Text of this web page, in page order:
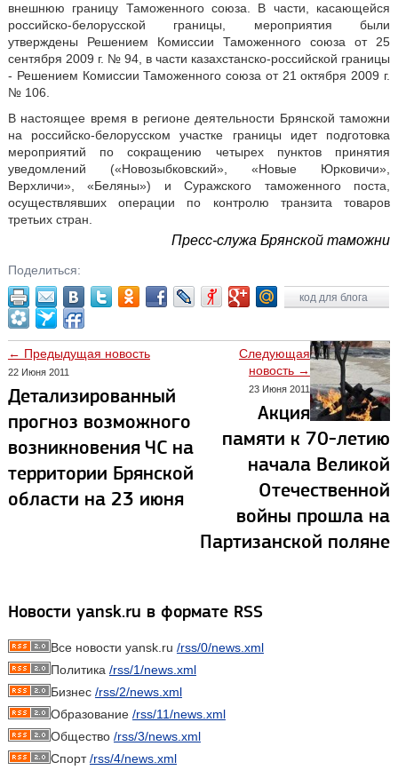
внешнюю границу Таможенного союза. В части, касающейся
российско-белорусской границы, мероприятия были
утверждены Решением Комиссии Таможенного союза от 25
сентября 2009 г. № 94, в части казахстанско-российской границы
- Решением Комиссии Таможенного союза от 21 октября 2009 г.
№ 106.
В настоящее время в регионе деятельности Брянской таможни
на российско-белорусском участке границы идет подготовка
мероприятий по сокращению четырех пунктов принятия
уведомлений («Новозыбковский», «Новые Юрковичи»,
Верхличи», «Беляны») и Суражского таможенного поста,
осуществлявших операции по контролю транзита товаров
третьих стран.
Пресс-служа Брянской таможни
Поделиться:
код для блога
← Предыдущая новость
22 Июня 2011
Детализированный
прогноз возможного
возникновения ЧС на
территории Брянской
области на 23 июня
Следующая
новость →
23 Июня 2011
Акция
памяти к 70-летию
начала Великой
Отечественной
войны прошла на
Партизанской поляне
Новости yansk.ru в формате RSS
Все новости yansk.ru /rss/0/news.xml
Политика /rss/1/news.xml
Бизнес /rss/2/news.xml
Образование /rss/11/news.xml
Общество /rss/3/news.xml
Спорт/rss/4/news.xml